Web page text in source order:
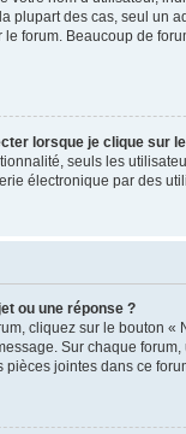
plupart des cas, seul un
le forum. Beaucoup de
lorsque je clique sur
seuls les
électronique par des
ou une réponse ?
cliquez sur le bouton
Sur chaque
jointes dans ce